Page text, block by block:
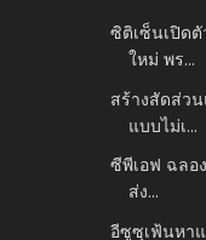
ซิติเซ็นเปิดตั
ใหม่ พร...
สร้างสัดส่ว
แบบไม่เ...
ซีพีเอฟ ฉลอ
ส่ง...
อีซูซุเฟ้นหา